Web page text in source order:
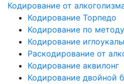
Кодирование от
Кодирование Торпедо
Кодирование по
Кодирование
Раскодирование от
Кодирование аквилонг
Кодирование двойной